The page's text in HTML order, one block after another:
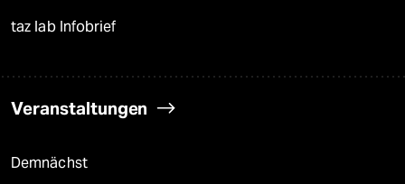
taz lab Infobrief
Veranstaltungen
Demnächst